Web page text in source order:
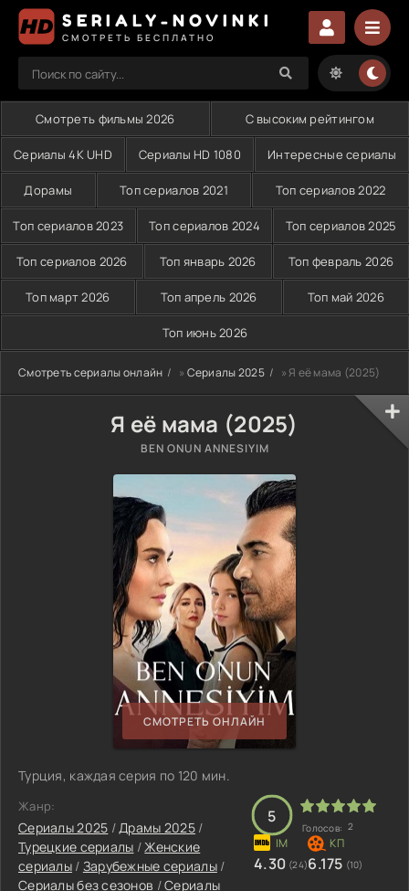
SERIALY-NOVINKI
СМОТРЕТЬ БЕСПЛАТНО
Смотреть фильмы 2026 С высоким рейтингом
Сериалы 4K UHD Сериалы HD 1080 Интересные сериалы
Дорамы Топ сериалов 2021 Топ сериалов 2022
Топ сериалов 2023 Топ сериалов 2024 Топ сериалов 2025
Топ сериалов 2026 Топ январь 2026 Топ февраль 2026
Топ март 2026 Топ апрель 2026 Топ май 2026
Топ июнь 2026
Смотреть сериалы онлайн » Сериалы 2025 » Я её мама (2025)
Я её мама (2025)
BEN ONUN ANNESIYIM
СМОТРЕТЬ ОНЛАЙН
Турция, каждая серия по 120 мин.
Жанр:
Сериалы 2025 /Драмы 2025 /
Турецкие сериалы /Женские
сериалы/ Зарубежные сериалы/
Сериалы без сезонов /Сериалы
5
Голосов: 2
4.30 (24)6.175 (10)